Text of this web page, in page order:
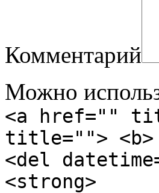
Комментарий
Можно
<a href=""
title=""> <b>
<del
<strong>